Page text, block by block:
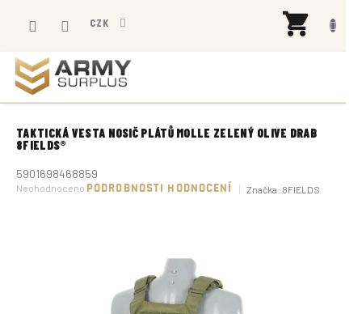
CZK
TAKTICKÁ VESTA NOSIČ PLÁTŮ MOLLE ZELENÝ OLIVE DRAB
8FIELDS®
5901698468859
Průměrné
Neohodnoceno PODROBNOSTI HODNOCENÍ Značka: 8FIELDS